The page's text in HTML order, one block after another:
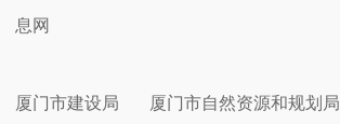
息网
厦门市建设局 厦门市自然资源和规划局